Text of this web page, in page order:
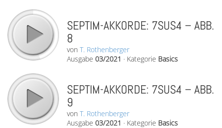
SEPTIM-AKKORDE: 7SUS4 – ABB.
8
von T. Rothenberger
Ausgabe 03/2021 · Kategorie Basics
SEPTIM-AKKORDE: 7SUS4 – ABB.
9
von T. Rothenberger
Ausgabe 03/2021 · Kategorie Basics